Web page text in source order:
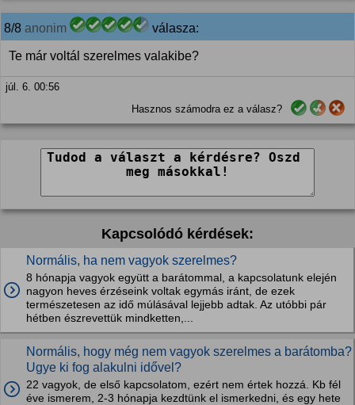
8/8 anonim válasza:
Te már voltál szerelmes valakibe?
júl. 6. 00:56
Hasznos számodra ez a válasz?
Kapcsolódó kérdések:
Normális, ha nem vagyok szerelmes?
8 hónapja vagyok együtt a barátommal, a kapcsolatunk elején
nagyon heves érzéseink voltak egymás iránt, de ezek
természetesen az idő múlásával lejjebb adtak. Az utóbbi pár
hétben észrevettük mindketten,...
Normális, hogy még nem vagyok szerelmes a barátomba?
Ugye ki fog alakulni idővel?
22 vagyok, de első kapcsolatom, ezért nem értek hozzá. Kb fél
éve ismerem, 2-3 hónapja kezdtünk el ismerkedni, és egy hete